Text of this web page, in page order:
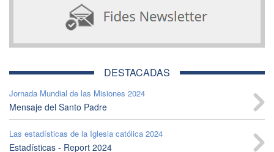
DESTACADAS
Jornada Mundial de las Misiones 2024
Mensaje del Santo Padre
Las estadísticas de la Iglesia católica 2024
Estadísticas - Report 2024